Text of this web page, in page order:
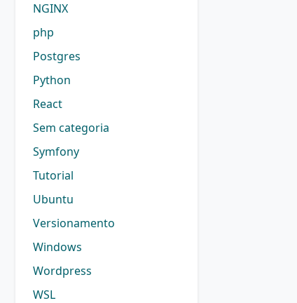
NGINX
php
Postgres
Python
React
Sem categoria
Symfony
Tutorial
Ubuntu
Versionamento
Windows
Wordpress
WSL